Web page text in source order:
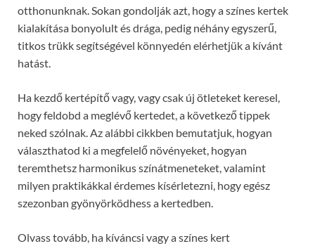
otthonunknak. Sokan gondolják azt, hogy a színes kertek
kialakítása bonyolult és drága, pedig néhány egyszerű,
titkos trükk segítségével könnyedén elérhetjük a kívánt
hatást.
Ha kezdő kertépítő vagy, vagy csak új ötleteket keresel,
hogy feldobd a meglévő kertedet, a következő tippek
neked szólnak. Az alábbi cikkben bemutatjuk, hogyan
választhatod ki a megfelelő növényeket, hogyan
teremthetsz harmonikus színátmeneteket, valamint
milyen praktikákkal érdemes kísérletezni, hogy egész
szezonban gyönyörködhess a kertedben.
Olvass tovább, ha kíváncsi vagy a színes kert